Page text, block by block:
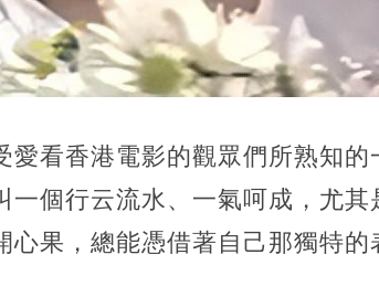
愛看香港電影的觀眾們所熟知
一個行云流水、一氣呵成，尤
心果，總能憑借著自己那獨特